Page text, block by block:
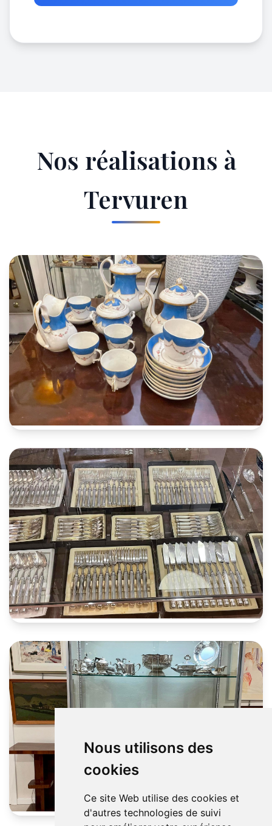
Nous utilisons des
cookies
Ce site Web utilise des cookies et
d'autres technologies de suivi
Nos réalisations à
Tervuren